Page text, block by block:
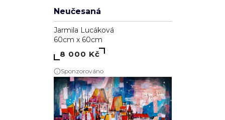
Neučesaná
Jarmila Lucáková
60cm x 60cm
8 000 Kč
Sponzorováno